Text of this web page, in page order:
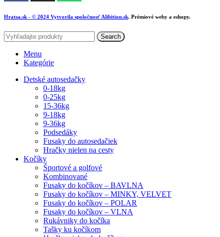
Hratsa.sk - © 2024 Vytvorila spoločnosť Alibition.sk. Prémiové weby a eshopy.
Search
Menu
Kategórie
Detské autosedačky
0-18kg
0-25kg
15-36kg
9-18kg
9-36kg
Podsedáky
Fusaky do autosedačiek
Hračky nielen na cesty
Kočíky
Športové a golfové
Kombinované
Fusaky do kočíkov – BAVLNA
Fusaky do kočíkov – MINKY, VELVET
Fusaky do kočíkov – POLAR
Fusaky do kočíkov – VLNA
Rukávniky do kočíka
Tašky ku kočíkom